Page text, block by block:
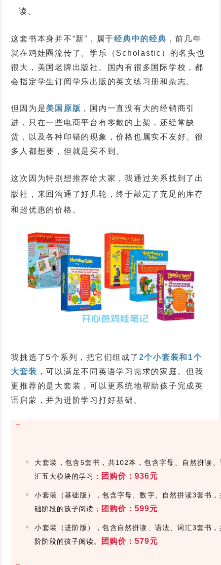
读。
这套书本身并不“新”，属于经典中的经典 ，前几年
就在鸡娃圈流传了 。学乐（ Scholastic ）的名头也
很大，美国老牌出版社。
国内有很多国际学校，都
会指定学生订阅学乐出版的英文练习册和杂志。
但因为是美国原版 ，国内一直没有大的经销商引
进，
只在一些电商平台有零散的上架，还经常缺
货，以及各种印错的现象，价格也属实不友好。很
多人都想要，但就是买不到。
这次因为特别想推荐给大家，我通过关系找到了出
版社，来回沟通了好几轮，终于敲定了充足的库存
和超优惠的价格。
我挑选了5个系列，把它们组成了 2个小套装和1个
大套装，可以满足不同英语学习需求的家庭。但我
更推荐的是大套装，可以更系统地帮助孩子完成英
语启蒙，并为进阶学习打好基础。
大套装，包含5套书，共102本，包含字母、自然拼读
汇五大模块的学习；
团购价：936元
小套装（基础版），包含字母、数字、自然拼读3套书
础阶段的孩子阅读；
团购价：599元
小套装（进阶版），包含自然拼读、语法、词汇3套书
阶阶段的孩子阅读。
团购价：579元